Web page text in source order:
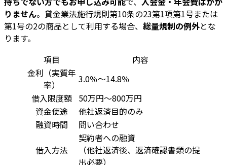
りません。貸金業法施行規則第10条の23第1項第1号または
第1号の2の商品として利用する場合、 総量規制の例外とな
ります。
項目
内容
金利（実質年
率）
3.0％～14.8％
借入限度額
50万円～800万円
資金使途
他社返済目的のみ
融資時間
問い合わせ
借入方法
契約者への融資
（他社返済後、返済確認書類の提
出必要）